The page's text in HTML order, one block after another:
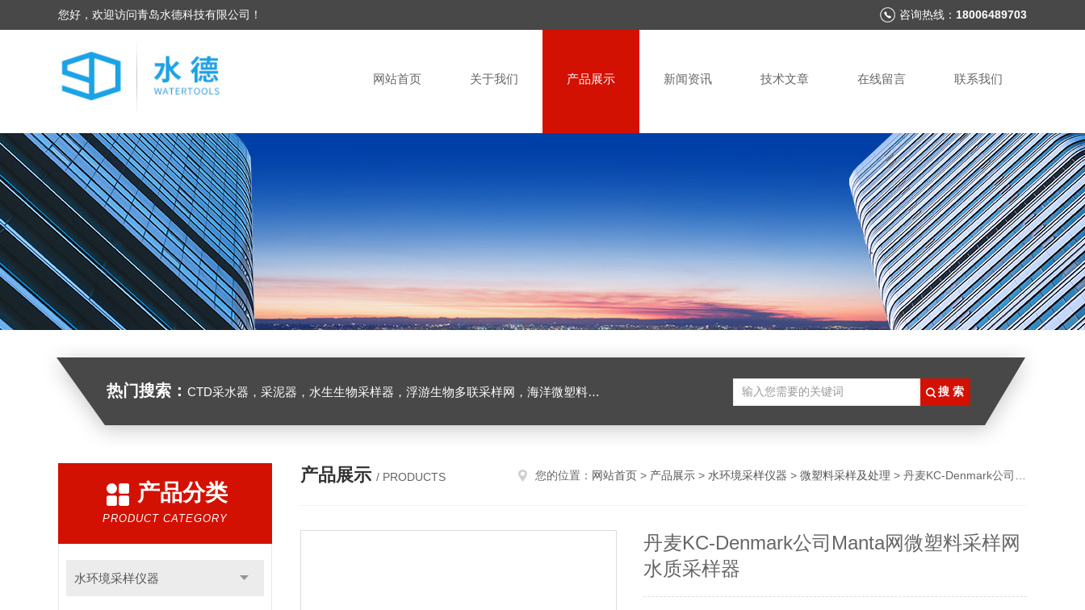
您好，欢迎访问青岛水德科技有限公司！ 咨询热线： 18006489703
网站首页 关于我们 产品展示 新闻资讯 技术文章 在线留言 联系我们
热门搜索： CTD采水器，采泥器，水生生物采样器，浮游生物多联采样网，海洋微塑料采样分析系统，浮游动物扫描分析系统，水下颗粒物和浮游动物图像原位采集系统，多通道沉积物捕集器，高精度温盐深仪，水下原位营养盐分析仪，海洋二氧化碳分压监测仪，超短基线水下定位系统等
产品分类
PRODUCT CATEGORY
水环境采样仪器
产品展示 / PRODUCTS 您的位置： 网站首页 > 产品展示 > 水环境采样仪器 > 微塑料采样及处理 > 丹麦KC-Denmark公司Manta网微塑料采样网 水质采样器
丹麦KC-Denmark公司Manta网微塑料采样网
水质采样器